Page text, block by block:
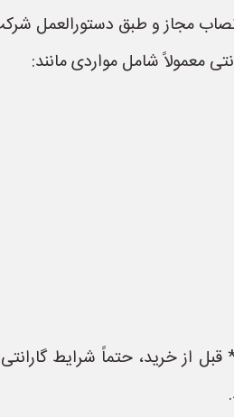
و طبق دستورالعمل شرکت
معمولاً شامل مواردی مانند:
از خرید، حتماً شرایط